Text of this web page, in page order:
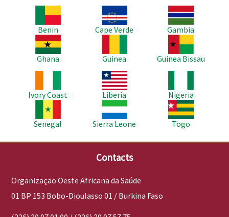
Benin
Imagem
Cape Verde
Imagem
Gambia
Imagem
Ghana
Guinea
Imagem
Guinea Bissau
Ivory Coast
Imagem
Liberia
Nigeria
Imagem
Senegal
Imagem
Sierra Leone
Imagem
Togo
Contacts
Organização Oeste Africana da Saúde
01 BP 153 Bobo-Dioulasso 01 / Burkina Faso